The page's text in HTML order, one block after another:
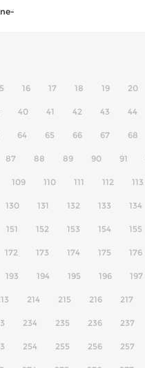
16 17 18 19 20
40 41 42 43 44
64 65 66 67 68
87 88 89 90 91
109 110 111 112 113
130 131 132 133 134
151 152 153 154 155
172 173 174 175 176
193 194 195 196 197
214 215 216 217
234 235 236 237
254 255 256 257